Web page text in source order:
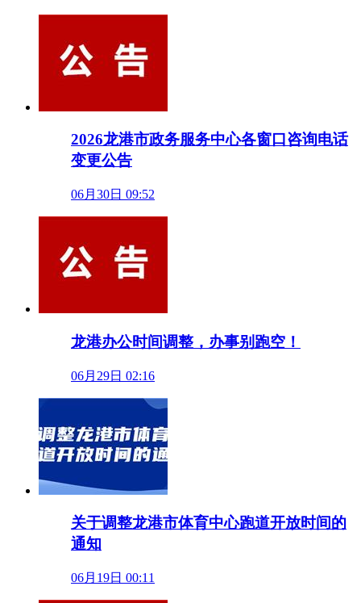
2026龙港市政务服务中心各窗口咨询电话
变更公告
06月30日 09:52
龙港办公时间调整，办事别跑空！
06月29日 02:16
关于调整龙港市体育中心跑道开放时间的
通知
06月19日 00:11